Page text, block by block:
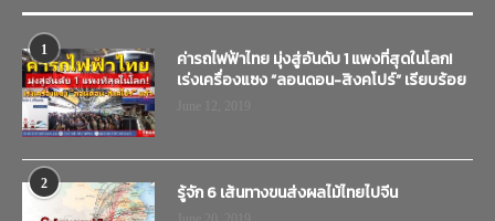
1
ค่ารถไฟฟ้าไทย มุ่งสู่อันดับ 1 แพงที่สุดในโลก!
เร่งเครื่องแซง “ลอนดอน-สิงคโปร์” เรียบร้อย
2 รู้จัก 6 เส้นทางขนส่งผลไม้ไทยไปจีน